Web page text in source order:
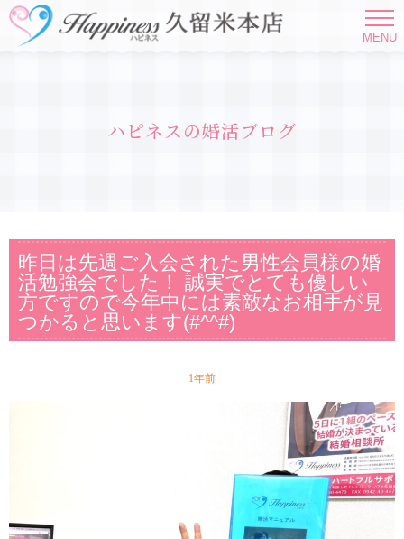
MENU
ハピネスの婚活ブログ
昨日は先週ご入会された男性会員様の婚
活勉強会でした！ 誠実でとても優しい
方ですので今年中には素敵なお相手が見
つかると思います(#^^#)
1年前